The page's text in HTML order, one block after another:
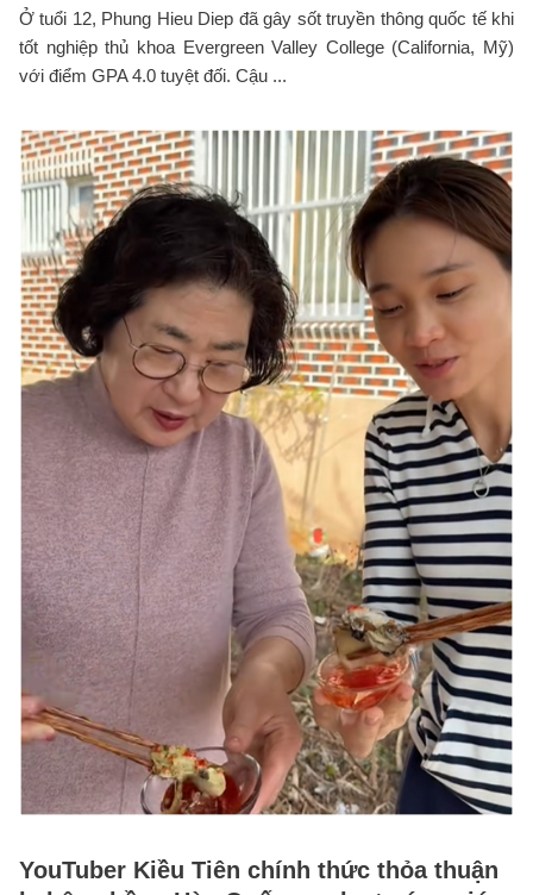
Ở tuổi 12, Phung Hieu Diep đã gây sốt truyền thông quốc tế khi
tốt nghiệp thủ khoa Evergreen Valley College (California, Mỹ)
với điểm GPA 4.0 tuyệt đối. Cậu ...
YouTuber Kiều Tiên chính thức thỏa thuận